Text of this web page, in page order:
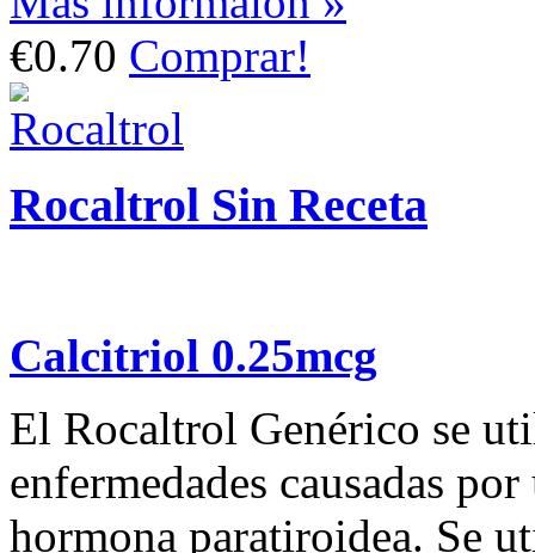
€0.70 Comprar!
Rocaltrol Sin Receta
Calcitriol 0.25mcg
El Rocaltrol Genérico se
enfermedades causadas
hormona paratiroidea. Se